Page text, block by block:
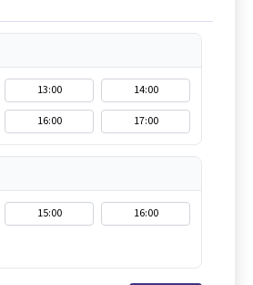
13:00
14:00
16:00 17:00
15:00
16:00